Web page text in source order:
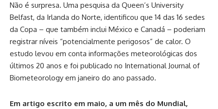
Não é surpresa. Uma pesquisa da Queen’s University
Belfast, da Irlanda do Norte, identificou que 14 das 16 sedes
da Copa – que também inclui México e Canadá – poderiam
registrar níveis “potencialmente perigosos” de calor. O
estudo levou em conta informações meteorológicas dos
últimos 20 anos e foi publicado no International Journal of
Biometeorology em janeiro do ano passado.
Em artigo escrito em maio, a um mês do Mundial,